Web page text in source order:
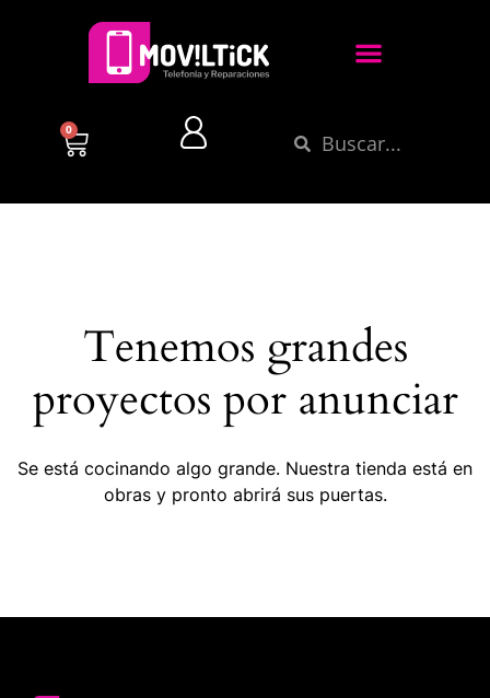
0
Tenemos grandes
proyectos por anunciar
Se está cocinando algo grande. Nuestra tienda está en
obras y pronto abrirá sus puertas.